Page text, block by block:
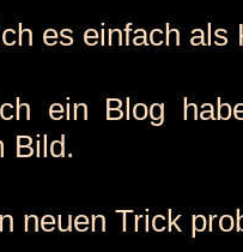
es einfach als
ein Blog
Bild.
neuen Trick